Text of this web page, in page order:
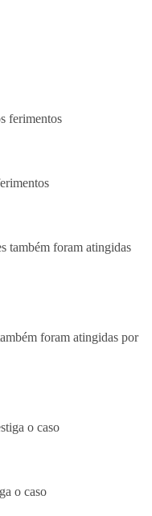
foram atingidas por
o caso